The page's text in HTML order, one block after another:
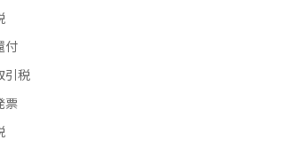
付
引税
票